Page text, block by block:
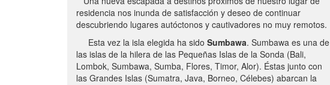
residencia nos inunda de satisfacción y deseo de continuar
descubriendo lugares autóctonos y cautivadores no muy remotos.
Esta vez la isla elegida ha sido Sumbawa. Sumbawa es una de
las islas de la hilera de las Pequeñas Islas de la Sonda (Bali,
Lombok, Sumbawa, Sumba, Flores, Timor, Alor). Éstas junto con
las Grandes Islas (Sumatra, Java, Borneo, Célebes) abarcan la